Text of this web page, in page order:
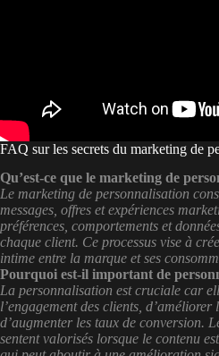
FAQ sur les secrets du marketing de
Qu’est-ce que le marketing de
Le marketing de personnalisation
messages, offres et expériences
préférences, comportements et
chaque client. Ce processus vise à
intime entre la marque et ses
Pourquoi est-il important de
La personnalisation est cruciale car
l’engagement des clients, d’améliorer
d’augmenter les taux de conversion.
sentent valorisés lorsque le contenu